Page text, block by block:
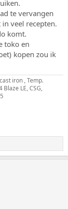
te vervangen
veel recepten.
komt.
toko en
kopen zou ik
iron , Temp.
LE, CSG,